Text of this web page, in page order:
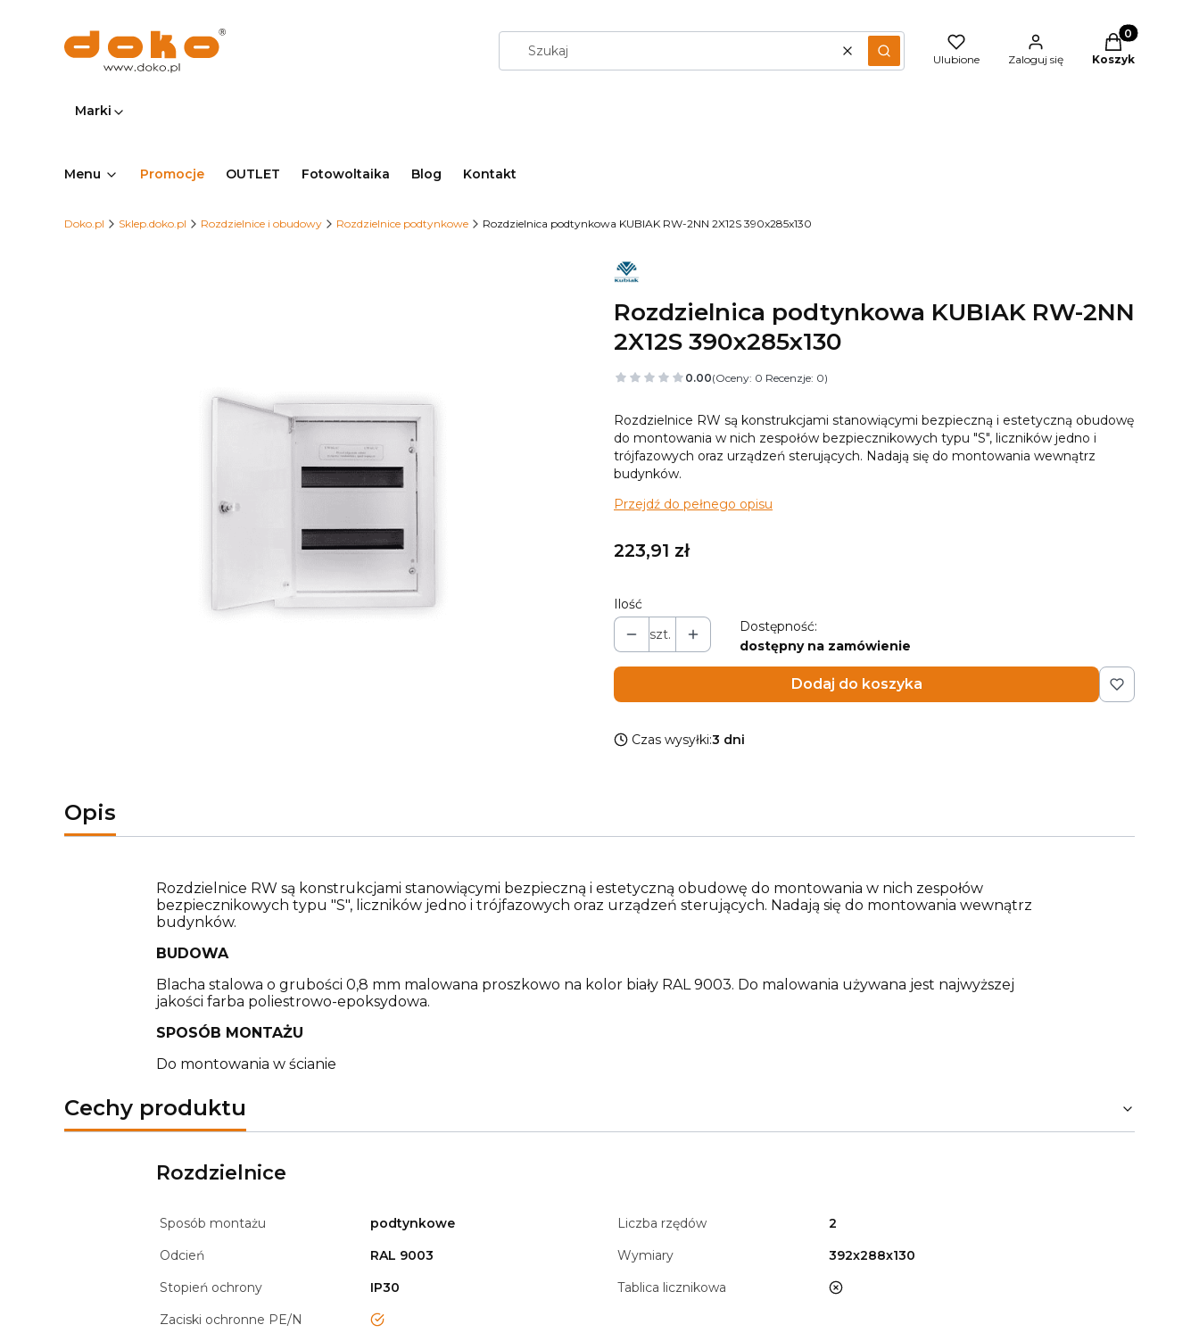
WyczyśćSzukaj Ulubione Zaloguj się
Produkty w
Koszyk
Marki
Menu Promocje OUTLET Fotowoltaika Blog Kontakt
Doko.pl Sklep.doko.pl Rozdzielnice i obudowy Rozdzielnice podtynkowe Rozdzielnica podtynkowa KUBIAK RW-2NN 2X12S 390x285x130
Rozdzielnica podtynkowa KUBIAK RW-2NN
2X12S 390x285x130
0.00(Oceny: 0 Recenzje: 0)
Rozdzielnice RW są konstrukcjami stanowiącymi bezpieczną i estetyczną obudowę
do montowania w nich zespołów bezpiecznikowych typu "S", liczników jedno i
trójfazowych oraz urządzeń sterujących. Nadają się do montowania wewnątrz
budynków.
Przejdź do pełnego opisu
Cena
223,91 zł
Ilość
szt.
Dostępność:
dostępny na zamówienie
Dodaj do koszyka
Czas wysyłki:3 dni
Opis
Rozdzielnice RW są konstrukcjami stanowiącymi bezpieczną i estetyczną obudowę do montowania w nich zespołów
bezpiecznikowych typu "S", liczników jedno i trójfazowych oraz urządzeń sterujących. Nadają się do montowania wewnątrz
budynków.
BUDOWA
Blacha stalowa o grubości 0,8 mm malowana proszkowo na kolor biały RAL 9003. Do malowania używana jest najwyższej
jakości farba poliestrowo-epoksydowa.
SPOSÓB MONTAŻU
Do montowania w ścianie
Cechy produktu
Rozdzielnice
Sposób montażu podtynkowe Liczba rzędów
2
Odcień
RAL 9003 Wymiary
392x288x130
Stopień ochrony
IP30 Tablica licznikowa
nie
Zaciski ochronne PE/N
tak